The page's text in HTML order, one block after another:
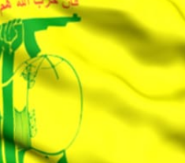
إقتصاد
منوعات
كأس العالم